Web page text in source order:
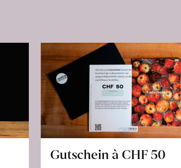
Gutschein à CHF 50